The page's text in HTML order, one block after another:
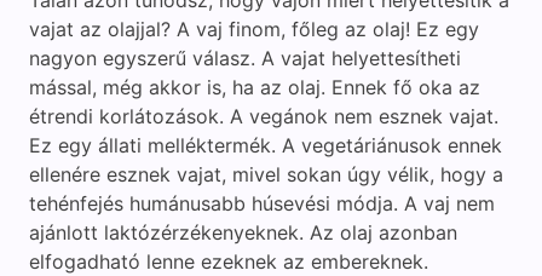
vajat az olajjal? A vaj finom, főleg az olaj! Ez egy
nagyon egyszerű válasz. A vajat helyettesítheti
mással, még akkor is, ha az olaj. Ennek fő oka az
étrendi korlátozások. A vegánok nem esznek vajat.
Ez egy állati melléktermék. A vegetáriánusok ennek
ellenére esznek vajat, mivel sokan úgy vélik, hogy a
tehénfejés humánusabb húsevési módja. A vaj nem
ajánlott laktózérzékenyeknek. Az olaj azonban
elfogadható lenne ezeknek az embereknek.